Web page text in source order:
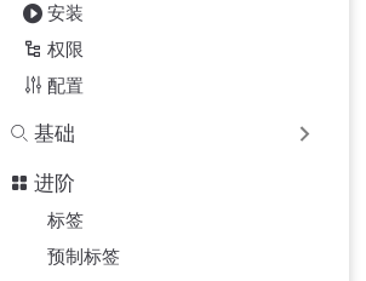
安装
权限
配置
基础
进阶
标签
预制标签